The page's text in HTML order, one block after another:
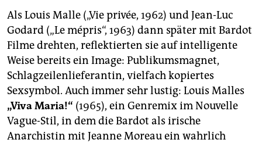
Als Louis Malle („Vie privée, 1962) und Jean-Luc
Godard („Le mépris“, 1963) dann später mit Bardot
Filme drehten, reflektierten sie auf intelligente
Weise bereits ein Image: Publikumsmagnet,
Schlagzeilenlieferantin, vielfach kopiertes
Sexsymbol. Auch immer sehr lustig: Louis Malles
„Viva Maria!“ (1965), ein Genremix im Nouvelle
Vague-Stil, in dem die Bardot als irische
Anarchistin mit Jeanne Moreau ein wahrlich